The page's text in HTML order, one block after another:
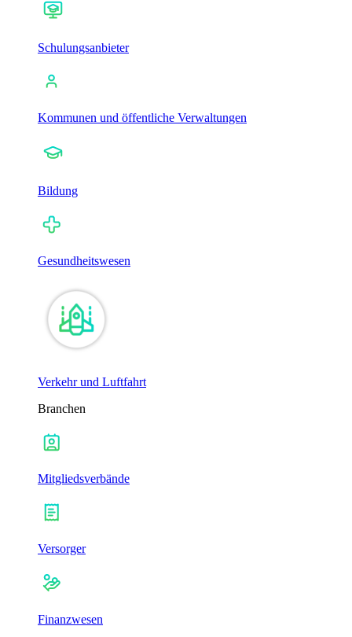
Schulungsanbieter
Kommunen und öffentliche Verwaltungen
Bildung
Gesundheitswesen
Verkehr und Luftfahrt
Branchen
Mitgliedsverbände
Versorger
Finanzwesen